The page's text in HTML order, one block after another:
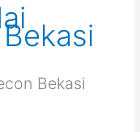
Bekasi